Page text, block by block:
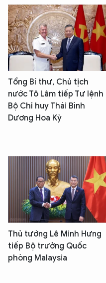
Tổng Bí thư, Chủ tịch
nước Tô Lâm tiếp Tư lệnh
Bộ Chỉ huy Thái Bình
Dương Hoa Kỳ
Thủ tướng Lê Minh Hưng
tiếp Bộ trưởng Quốc
phòng Malaysia